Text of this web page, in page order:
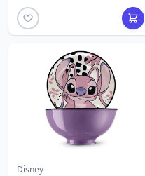
Disney